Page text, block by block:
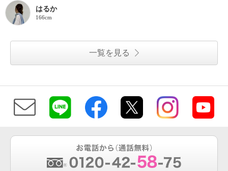
はるか
166cm
一覧を見る